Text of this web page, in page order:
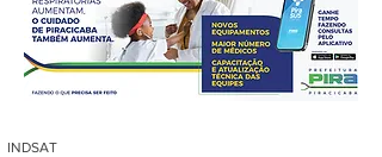
INDSAT